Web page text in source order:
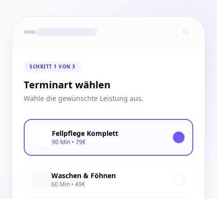
SCHRITT 1 VON 3
Terminart wählen
Wähle die gewünschte Leistung aus.
Fellpflege Komplett
90 Min • 79€
Waschen & Föhnen
60 Min • 49€